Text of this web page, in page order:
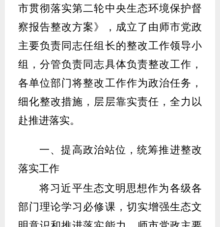
市贯彻落实第二轮中央生态环境保护督
察报告整改方案》， 成立了由 师市党政
主要负责同志任组长的整改工作领导小
组，分管负责同志具体负责整改工作 ，
各单位部门将整改工作作为政治任务，
细化整改措施，层层靠实责任，全力以
赴推进落实。
一、提高政治站位，统筹推进整改
落实工作
将习近平生态文明思想作为各级各
部门理论学习必修课，切实增强生态文